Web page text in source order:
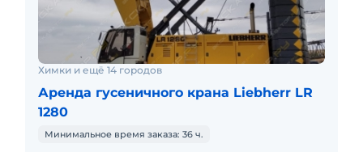
Химки и ещё 14 городов
Аренда гусеничного крана Liebherr LR
1280
Минимальное время заказа: 36 ч.